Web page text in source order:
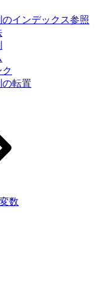
インデックス参照
の転置
数